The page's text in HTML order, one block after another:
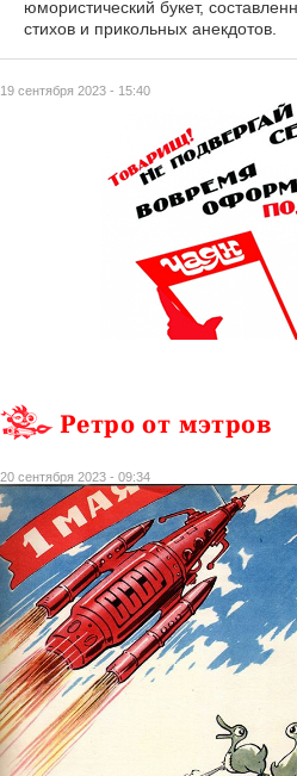
19 сентября 2023 - 15:40
юмористический букет,
стихов и прикольных анекдотов.
Ретро от мэтров
20 сентября 2023 - 09:34